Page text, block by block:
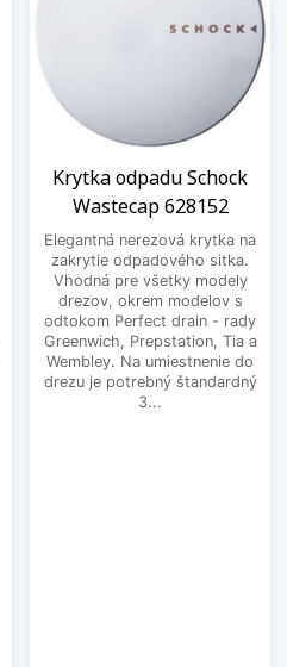
Krytka odpadu Schock
Wastecap 628152
Elegantná nerezová krytka na
zakrytie odpadového sitka.
Vhodná pre všetky modely
drezov, okrem modelov s
odtokom Perfect drain - rady
Greenwich, Prepstation, Tia a
Wembley. Na umiestnenie do
drezu je potrebný štandardný
3...